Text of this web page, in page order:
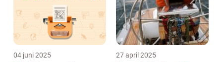
04 juni 2025 27 april 2025